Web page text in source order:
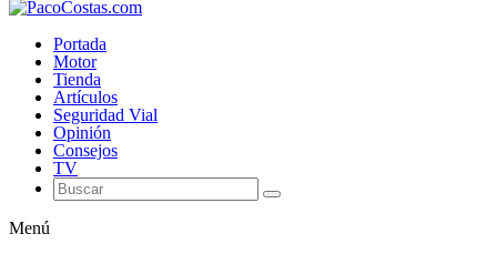
Portada
Motor
Tienda
Artículos
Seguridad Vial
Opinión
Consejos
TV
Menú